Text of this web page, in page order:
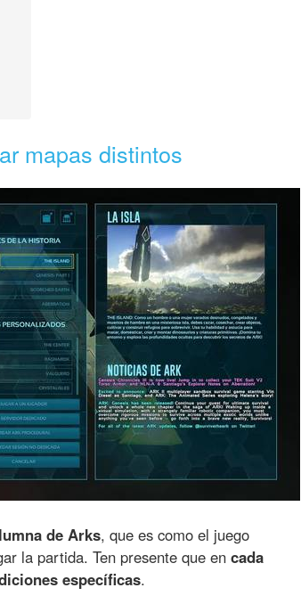
mapas distintos
de Arks, que es como el juego
la partida. Ten presente que en cada
específicas.